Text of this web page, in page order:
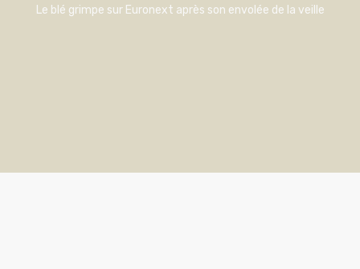
Le blé grimpe sur Euronext après son envolée de la veille